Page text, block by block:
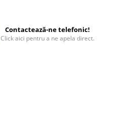
Contactează-ne telefonic!
Click aici pentru a ne apela direct.